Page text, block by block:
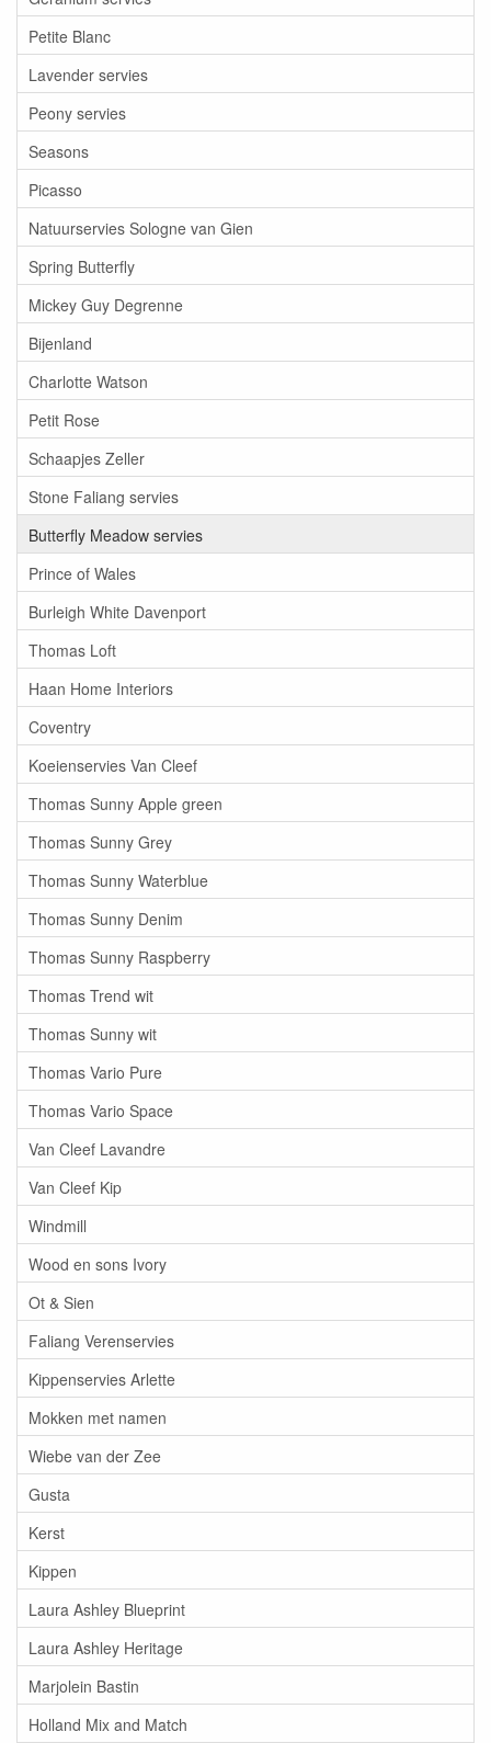
Petite Blanc
Lavender servies
Peony servies
Seasons
Picasso
Natuurservies Sologne van Gien
Spring Butterfly
Mickey Guy Degrenne
Bijenland
Charlotte Watson
Petit Rose
Schaapjes Zeller
Stone Faliang servies
Butterfly Meadow servies
Prince of Wales
Burleigh White Davenport
Thomas Loft
Haan Home Interiors
Coventry
Koeienservies Van Cleef
Thomas Sunny Apple green
Thomas Sunny Grey
Thomas Sunny Waterblue
Thomas Sunny Denim
Thomas Sunny Raspberry
Thomas Trend wit
Thomas Sunny wit
Thomas Vario Pure
Thomas Vario Space
Van Cleef Lavandre
Van Cleef Kip
Windmill
Wood en sons Ivory
Ot & Sien
Faliang Verenservies
Kippenservies Arlette
Mokken met namen
Wiebe van der Zee
Gusta
Kerst
Kippen
Laura Ashley Blueprint
Laura Ashley Heritage
Marjolein Bastin
Holland Mix and Match